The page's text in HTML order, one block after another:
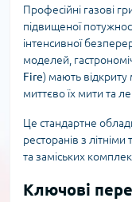
Професійні газові
підвищеної
інтенсивної
моделей,
Fire) мають
миттєво їх мити та
Це стандартне
ресторанів з літніми
та заміських
Ключові